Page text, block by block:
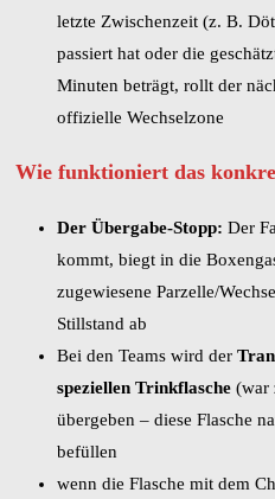
letzte Zwischenzeit (z. B.
passiert hat oder die
Minuten beträgt, rollt der
offizielle Wechselzone
Wie funktioniert das
Der Übergabe-Stopp: Der
kommt, biegt in die
zugewiesene Parzelle/
Stillstand ab
Bei den Teams wird der
speziellen Trinkflasche (war
übergeben – diese Flasche
befüllen
wenn die Flasche mit dem